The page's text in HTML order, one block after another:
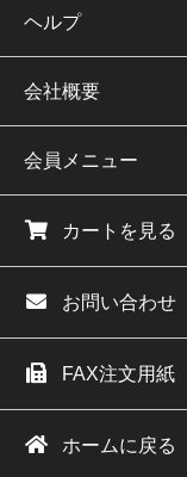
ヘルプ
会社概要
会員メニュー
カートを見る
お問い合わせ
FAX注文用紙
ホームに戻る